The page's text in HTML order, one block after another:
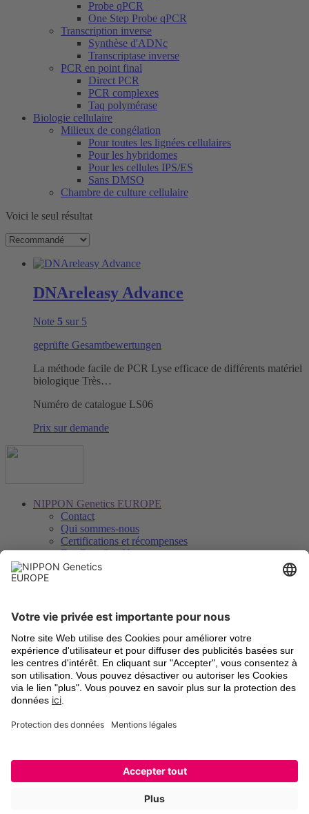
Probe qPCR
One Step Probe qPCR
Transcription inverse
Synthèse d'ADNc
Transcriptase inverse
PCR en point final
Direct PCR
PCR complexes
Taq polymérase
Biologie cellulaire
Milieux de congélation
Pour toutes les lignées cellulaires
Pour les hybridomes
Pour les cellules IPS/ES
Sans DMSO
Chambre de culture cellulaire
Voici le seul résultat
DNAreleasy Advance
Note 5 sur 5
geprüfte Gesamtbewertungen
La méthode facile de PCR Lyse efficace de différents matériel
biologique Très…
Numéro de catalogue LS06
Prix sur demande
NIPPON Genetics EUROPE
Contact
Qui sommes-nous
Certifications et récompenses
FastGene® − Notre marque
Distributeurs
Savoir, téléchargements et service
Certificats d’analyse
Légal
Termes et Conditions
Frais d’expédition
Retour d’anciens appareils
Mentions légales
Paramètres des cookies
Marques déposées